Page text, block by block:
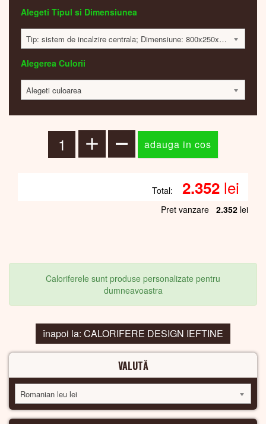
Alegeti Tipul si Dimensiunea
Tip: sistem de incalzire centrala; Dimensiune: 800x250x70mm; 158 Watt; 2349 lei
Alegerea Culorii
Alegeti culoarea
Total: 2.352 lei
Pret vanzare 2.352 lei
Caloriferele sunt produse personalizate pentru
dumneavoastra
înapoi la: CALORIFERE DESIGN IEFTINE
VALUTĂ
Romanian leu lei